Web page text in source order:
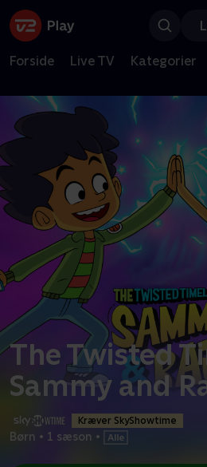
Forside Live TV Kategorier
The Twisted
Sammy and
Kræver SkyShowtime
Børn • 1 sæson •